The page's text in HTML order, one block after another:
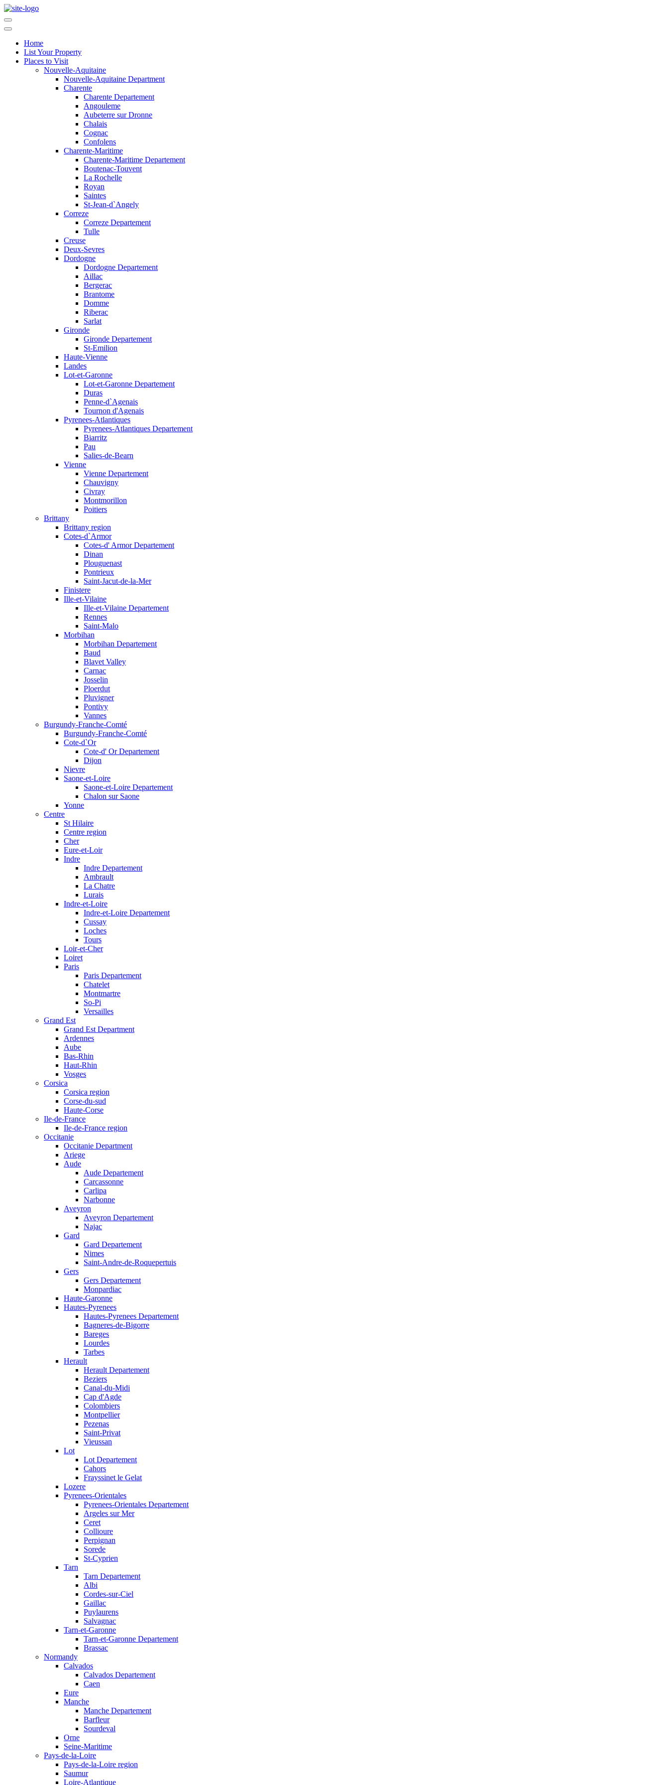
Home
List Your Property
Places to Visit
Nouvelle-Aquitaine
Nouvelle-Aquitaine Department
Charente
Charente Departement
Angouleme
Aubeterre sur Dronne
Chalais
Cognac
Confolens
Charente-Maritime
Charente-Maritime Departement
Boutenac-Touvent
La Rochelle
Royan
Saintes
St-Jean-d`Angely
Correze
Correze Departement
Tulle
Creuse
Deux-Sevres
Dordogne
Dordogne Departement
Aillac
Bergerac
Brantome
Domme
Riberac
Sarlat
Gironde
Gironde Departement
St-Emilion
Haute-Vienne
Landes
Lot-et-Garonne
Lot-et-Garonne Departement
Duras
Penne-d`Agenais
Tournon d'Agenais
Pyrenees-Atlantiques
Pyrenees-Atlantiques Departement
Biarritz
Pau
Salies-de-Bearn
Vienne
Vienne Departement
Chauvigny
Civray
Montmorillon
Poitiers
Brittany
Brittany region
Cotes-d`Armor
Cotes-d' Armor Departement
Dinan
Plouguenast
Pontrieux
Saint-Jacut-de-la-Mer
Finistere
Ille-et-Vilaine
Ille-et-Vilaine Departement
Rennes
Saint-Malo
Morbihan
Morbihan Departement
Baud
Blavet Valley
Carnac
Josselin
Ploerdut
Pluvigner
Pontivy
Vannes
Burgundy-Franche-Comté
Burgundy-Franche-Comté
Cote-d`Or
Cote-d' Or Departement
Dijon
Nievre
Saone-et-Loire
Saone-et-Loire Departement
Chalon sur Saone
Yonne
Centre
St Hilaire
Centre region
Cher
Eure-et-Loir
Indre
Indre Departement
Ambrault
La Chatre
Lurais
Indre-et-Loire
Indre-et-Loire Departement
Cussay
Loches
Tours
Loir-et-Cher
Loiret
Paris
Paris Departement
Chatelet
Montmartre
So-Pi
Versailles
Grand Est
Grand Est Department
Ardennes
Aube
Bas-Rhin
Haut-Rhin
Vosges
Corsica
Corsica region
Corse-du-sud
Haute-Corse
Ile-de-France
Ile-de-France region
Occitanie
Occitanie Department
Ariege
Aude
Aude Departement
Carcassonne
Carlipa
Narbonne
Aveyron
Aveyron Departement
Najac
Gard
Gard Departement
Nimes
Saint-Andre-de-Roquepertuis
Gers
Gers Departement
Monpardiac
Haute-Garonne
Hautes-Pyrenees
Hautes-Pyrenees Departement
Bagneres-de-Bigorre
Bareges
Lourdes
Tarbes
Herault
Herault Departement
Beziers
Canal-du-Midi
Cap d'Agde
Colombiers
Montpellier
Pezenas
Saint-Privat
Vieussan
Lot
Lot Departement
Cahors
Frayssinet le Gelat
Lozere
Pyrenees-Orientales
Pyrenees-Orientales Departement
Argeles sur Mer
Ceret
Collioure
Perpignan
Sorede
St-Cyprien
Tarn
Tarn Departement
Albi
Cordes-sur-Ciel
Gaillac
Puylaurens
Salvagnac
Tarn-et-Garonne
Tarn-et-Garonne Departement
Brassac
Normandy
Calvados
Calvados Departement
Caen
Eure
Manche
Manche Departement
Barfleur
Sourdeval
Orne
Seine-Maritime
Pays-de-la-Loire
Pays-de-la-Loire region
Saumur
Loire-Atlantique